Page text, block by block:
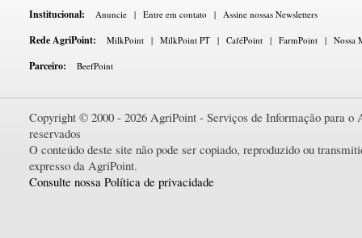
Institucional: Anuncie | Entre em contato | Assine nossas Newsletters
Rede AgriPoint: MilkPoint | MilkPoint PT | CaféPoint | FarmPoint | Nossa
Parceiro: BeefPoint
Copyright © 2000 - 2026 AgriPoint - Serviços de Informação para o
reservados
O conteúdo deste site não pode ser copiado, reproduzido ou
expresso da AgriPoint.
Consulte nossa Política de privacidade